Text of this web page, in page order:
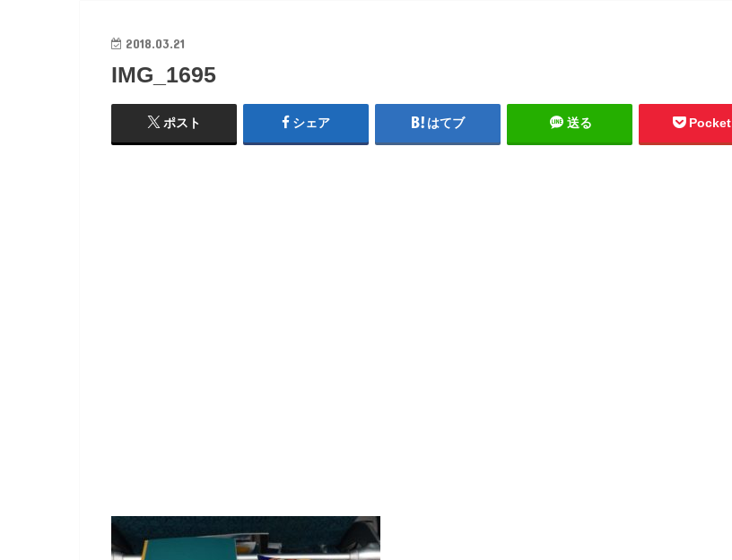
2018.03.21
IMG_1695
ポスト シェア はてブ 送る Pocket